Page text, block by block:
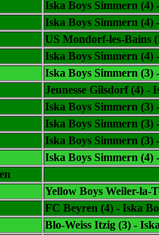
Iska Boys Simmern (4)
Iska Boys Simmern
US Mondorf-les-Bains
Iska Boys Simmern
Iska Boys Simmern (3)
Jeunesse Gilsdorf (4) -
Iska Boys Simmern (3)
Iska Boys Simmern
Iska Boys Simmern (3)
Iska Boys Simmern (4)
Yellow Boys Weiler-la-
FC Beyren (4) - Iska
Blo-Weiss Itzig (3) -